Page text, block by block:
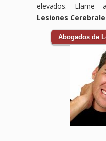
elevados.
Lesiones
Abogados de